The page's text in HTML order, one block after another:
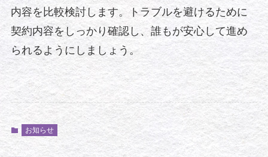
内容を比較検討します。トラブルを避けるために
契約内容をしっかり確認し、誰もが安心して進め
られるようにしましょう。
お知らせ